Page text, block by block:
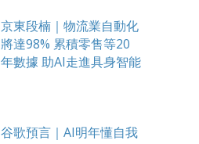
京東段楠｜物流業自動化
將達98% 累積零售等20
年數據 助AI走進具身智能
谷歌預言｜AI明年懂自我